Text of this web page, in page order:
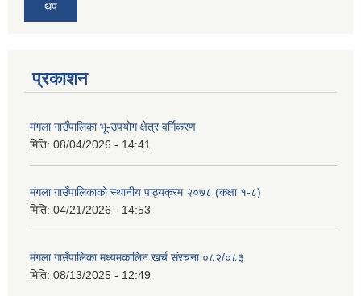
थप
प्रकाशन
मंगला गाउँपालिका भू-उपयोग क्षेत्र वर्गिकरण
मिति: 08/04/2026 - 14:41
मंगला गाउँपालिकाको स्थानीय पाठ्यक्रम २०७८ (कक्षा १-८)
मिति: 04/21/2026 - 14:53
मंगला गाउँपालिका मध्यमकालिन खर्च संरचना ०८२/०८३
मिति: 08/13/2025 - 12:49